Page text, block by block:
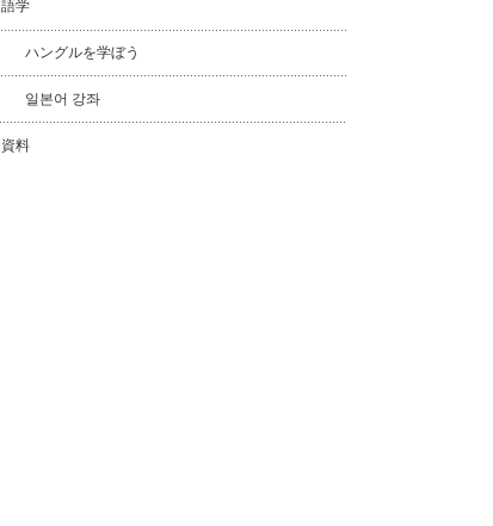
語学
ハングルを学ぼう
일본어 강좌
資料